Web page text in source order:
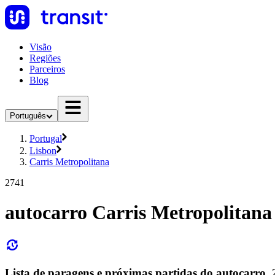
Visão
Regiões
Parceiros
Blog
Português
Portugal
Lisbon
Carris Metropolitana
2741
autocarro Carris Metropolitana